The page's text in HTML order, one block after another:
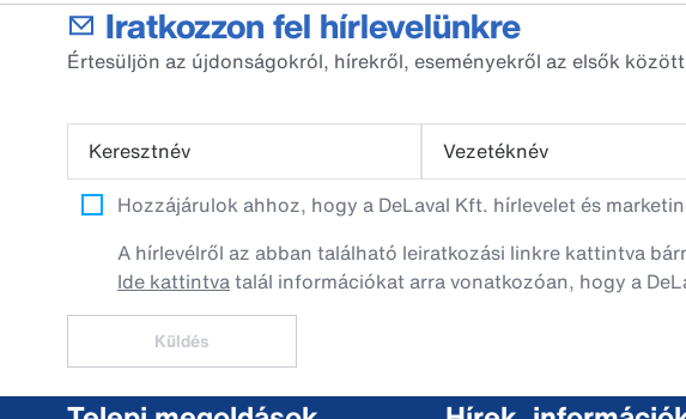
Iratkozzon fel hírlevelünkre
Értesüljön az újdonságokról, hírekről, eseményekről az elsők között
Keresztnév Vezetéknév
Hozzájárulok ahhoz, hogy a DeLaval Kft. hírlevelet és
A hírlevélről az abban található leiratkozási linkre kattintva
Ide kattintvatalál információkat arra vonatkozóan, hogy a
Küldés